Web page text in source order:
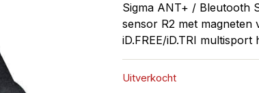
Sigma ANT+ / Bleutooth
sensor R2 met magneten
iD.FREE/iD.TRI multisport
Uitverkocht